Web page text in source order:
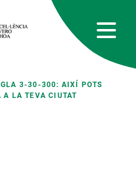
3-30-300: AIXÍ POTS
A LA TEVA CIUTAT